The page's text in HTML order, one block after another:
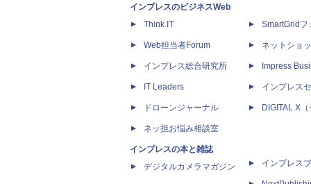
インプレスのビジネスWeb
Think IT
Web担当者Forum
インプレス総合研究所
IT Leaders
ドローンジャーナル
ネッ担お悩み相談室
インプレスの本と雑誌
デジタルカメラマガジン
SmartGridフ
ネットショ
Impress
インプレス
DIGITAL X
インプレス